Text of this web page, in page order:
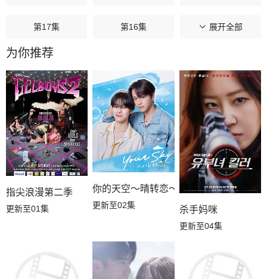
第17集 第16集 第15集
第14集
第11集 第10集 第09集
第08集 第07集 第06集
第05集 第04集 第03集
第02集 第01集
展开全部
为你推荐
指尖浪漫第二季
更新至01集
你的天空～晴转恋～
更新至02集 杀手妈咪
更新至04集